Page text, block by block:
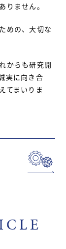
りません。
めの、大切な
からも研究開
実に向き合
てまいりま